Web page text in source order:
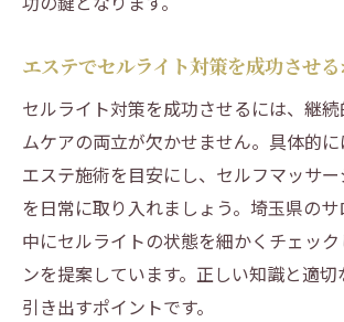
エステでセルライト対策を成功させ
セルライト対策を成功させるには、継
ムケアの両立が欠かせません。具体的
エステ施術を目安にし、セルフマッサ
を日常に取り入れましょう。埼玉県の
中にセルライトの状態を細かくチェッ
ンを提案しています。正しい知識と適
引き出すポイントです。